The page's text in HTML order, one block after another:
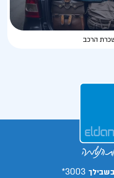
הרכב
בשבילך 3003*